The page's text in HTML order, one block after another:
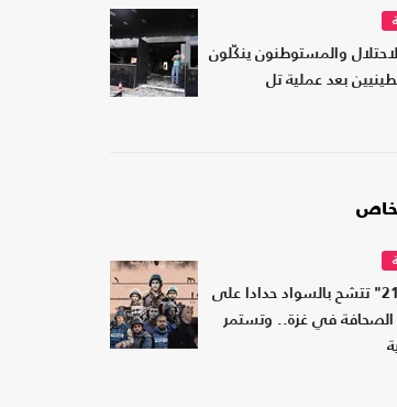
والمستوطنون ينكّلون
بعد عملية تل
خاص
"عربي21" تتشح بالسواد حدادا على
في غزة.. وتستمر